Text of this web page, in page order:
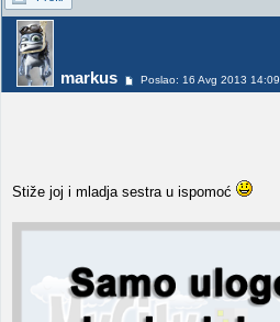
markus Poslao: 16 Avg 2013 14:09
Stiže joj i mladja sestra u ispomoć